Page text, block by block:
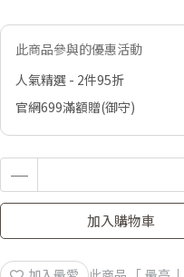
此商品參與的優惠活動
人氣精選 - 2件95折
官網699滿額贈(御守)
加入購物車